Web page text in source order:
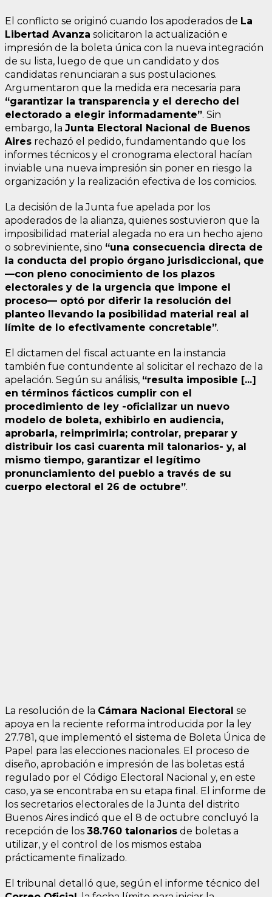
El conflicto se originó cuando los apoderados de La
Libertad Avanza solicitaron la actualización e
impresión de la boleta única con la nueva integración
de su lista, luego de que un candidato y dos
candidatas renunciaran a sus postulaciones.
Argumentaron que la medida era necesaria para
“garantizar la transparencia y el derecho del
electorado a elegir informadamente”. Sin
embargo, la Junta Electoral Nacional de Buenos
Aires rechazó el pedido, fundamentando que los
informes técnicos y el cronograma electoral hacían
inviable una nueva impresión sin poner en riesgo la
organización y la realización efectiva de los comicios.
La decisión de la Junta fue apelada por los
apoderados de la alianza, quienes sostuvieron que la
imposibilidad material alegada no era un hecho ajeno
o sobreviniente, sino “una consecuencia directa de
la conducta del propio órgano jurisdiccional, que
—con pleno conocimiento de los plazos
electorales y de la urgencia que impone el
proceso— optó por diferir la resolución del
planteo llevando la posibilidad material real al
límite de lo efectivamente concretable”.
El dictamen del fiscal actuante en la instancia
también fue contundente al solicitar el rechazo de la
apelación. Según su análisis, “resulta imposible [...]
en términos fácticos cumplir con el
procedimiento de ley -oficializar un nuevo
modelo de boleta, exhibirlo en audiencia,
aprobarla, reimprimirla; controlar, preparar y
distribuir los casi cuarenta mil talonarios- y, al
mismo tiempo, garantizar el legítimo
pronunciamiento del pueblo a través de su
cuerpo electoral el 26 de octubre”.
La resolución de la Cámara Nacional Electoral se
apoya en la reciente reforma introducida por la ley
27.781, que implementó el sistema de Boleta Única de
Papel para las elecciones nacionales. El proceso de
diseño, aprobación e impresión de las boletas está
regulado por el Código Electoral Nacional y, en este
caso, ya se encontraba en su etapa final. El informe de
los secretarios electorales de la Junta del distrito
Buenos Aires indicó que el 8 de octubre concluyó la
recepción de los 38.760 talonarios de boletas a
utilizar, y el control de los mismos estaba
prácticamente finalizado.
El tribunal detalló que, según el informe técnico del